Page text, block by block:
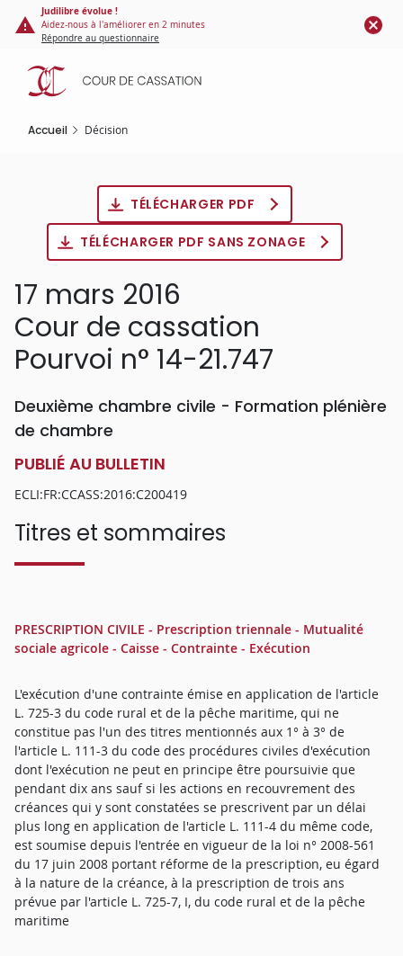
Panneau de gestion des cookies
contenu
principal
Judilibre évolue !
Aidez-nous à l'améliorer en 2 minutes
Répondre au questionnaire
Accueil Décision
TÉLÉCHARGER PDF
TÉLÉCHARGER PDF SANS ZONAGE
17 mars 2016
Cour de cassation
Pourvoi n° 14-21.747
Deuxième chambre civile - Formation plénière
de chambre
PUBLIÉ AU BULLETIN
ECLI:FR:CCASS:2016:C200419
Titres et sommaires
PRESCRIPTION CIVILE - Prescription triennale - Mutualité
sociale agricole - Caisse - Contrainte - Exécution
L'exécution d'une contrainte émise en application de l'article
L. 725-3 du code rural et de la pêche maritime, qui ne
constitue pas l'un des titres mentionnés aux 1° à 3° de
l'article L. 111-3 du code des procédures civiles d'exécution
dont l'exécution ne peut en principe être poursuivie que
pendant dix ans sauf si les actions en recouvrement des
créances qui y sont constatées se prescrivent par un délai
plus long en application de l'article L. 111-4 du même code,
est soumise depuis l'entrée en vigueur de la loi n° 2008-561
du 17 juin 2008 portant réforme de la prescription, eu égard
à la nature de la créance, à la prescription de trois ans
prévue par l'article L. 725-7, I, du code rural et de la pêche
maritime